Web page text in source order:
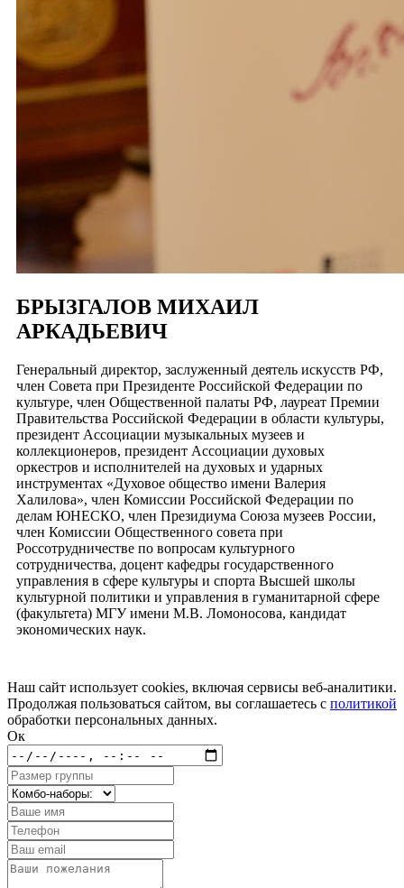
БРЫЗГАЛОВ МИХАИЛ
АРКАДЬЕВИЧ
Генеральный директор, заслуженный деятель искусств РФ,
член Совета при Президенте Российской Федерации по
культуре, член Общественной палаты РФ, лауреат Премии
Правительства Российской Федерации в области культуры,
президент Ассоциации музыкальных музеев и
коллекционеров, президент Ассоциации духовых
оркестров и исполнителей на духовых и ударных
инструментах «Духовое общество имени Валерия
Халилова», член Комиссии Российской Федерации по
делам ЮНЕСКО, член Президиума Союза музеев России,
член Комиссии Общественного совета при
Россотрудничестве по вопросам культурного
сотрудничества, доцент кафедры государственного
управления в сфере культуры и спорта Высшей школы
культурной политики и управления в гуманитарной сфере
(факультета) МГУ имени М.В. Ломоносова, кандидат
экономических наук.
Наш сайт использует cookies, включая сервисы веб-аналитики.
Продолжая пользоваться сайтом, вы соглашаетесь с политикой
обработки персональных данных.
Ок